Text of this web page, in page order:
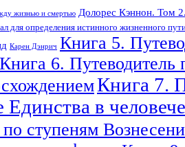
жизнью и смертью Долорес Кэннон. Том
для определения истинного жизненного
Карен Дэнрич Книга 5.
Книга 6. Путеводитель
Книга 7.
в
ступеням